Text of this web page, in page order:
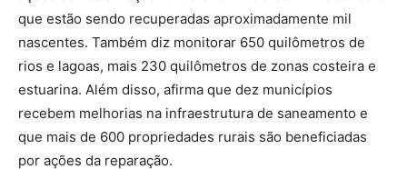
que estão sendo recuperadas aproximadamente mil
nascentes. Também diz monitorar 650 quilômetros de
rios e lagoas, mais 230 quilômetros de zonas costeira e
estuarina. Além disso, afirma que dez municípios
recebem melhorias na infraestrutura de saneamento e
que mais de 600 propriedades rurais são beneficiadas
por ações da reparação.